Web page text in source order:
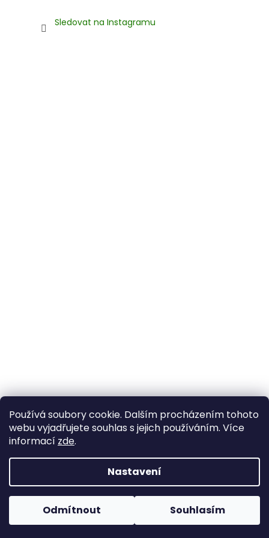
Používá soubory cookie. Dalším procházením tohoto
webu vyjadřujete souhlas s jejich používáním. Více
informací zde.
Nastavení
Odmítnout Souhlasím
Pokud u nás nenajdete konkrétní produkt, neváhejte se
ozvat. Ve většině případů jej můžeme zajistit na
Sledovat na Instagramu
Vytvořil Shoptet
Copyright 2026Horse life . Všechna práva vyhrazena.